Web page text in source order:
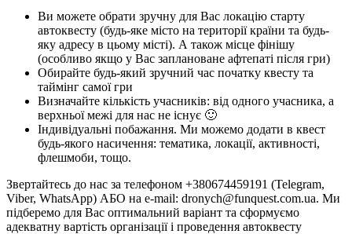
Ви можете обрати зручну для Вас локацію старту
автоквесту (будь-яке місто на території країни та будь-
яку адресу в цьому місті). А також місце фінішу
(особливо якщо у Вас заплановане афтепаті після гри)
Обирайте будь-який зручний час початку квесту та
таймінг самої гри
Визначайте кількість учасників: від одного учасника, а
верхньої межі для нас не існує 🙂
Індивідуальні побажання. Ми можемо додати в квест
будь-якого насичення: тематика, локації, активності,
флешмоби, тощо.
Звертайтесь до нас за телефоном +380674459191 (Telegram,
Viber, WhatsApp) АБО на e-mail: dronych@funquest.com.ua. Ми
підберемо для Вас оптимальний варіант та сформуємо
адекватну вартість організації і проведення автоквесту